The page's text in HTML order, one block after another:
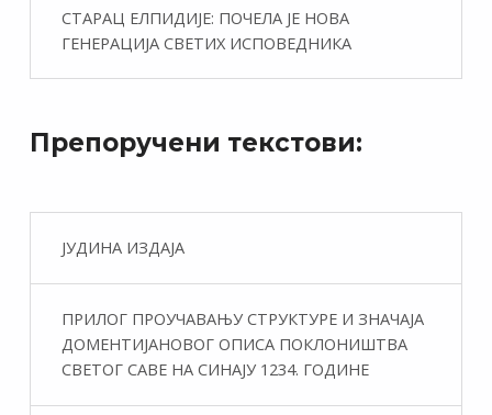
СТАРАЦ ЕЛПИДИЈЕ: ПОЧЕЛА ЈЕ НОВА
ГЕНЕРАЦИЈА СВЕТИХ ИСПОВЕДНИКА
Препоручени текстови:
ЈУДИНА ИЗДАЈА
ПРИЛОГ ПРОУЧАВАЊУ СТРУКТУРЕ И ЗНАЧАЈА
ДОМЕНТИЈАНОВОГ ОПИСА ПОКЛОНИШТВА
СВЕТОГ САВЕ НА СИНАЈУ 1234. ГОДИНЕ